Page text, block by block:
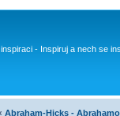
- Inspiruj a nech se
‹ Abraham-Hicks -